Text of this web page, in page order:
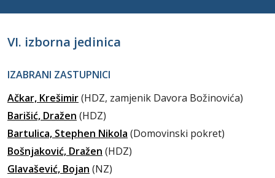
VI. izborna jedinica
IZABRANI ZASTUPNICI
Ačkar, Krešimir(HDZ, zamjenik Davora Božinovića)
Barišić, Dražen (HDZ)
Bartulica, Stephen Nikola (Domovinski pokret)
Bošnjaković, Dražen (HDZ)
Glavašević, Bojan (NZ)